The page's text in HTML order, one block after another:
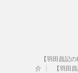
【羽田昌記
介
【羽田